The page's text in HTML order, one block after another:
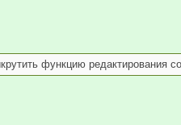
функцию редактирования